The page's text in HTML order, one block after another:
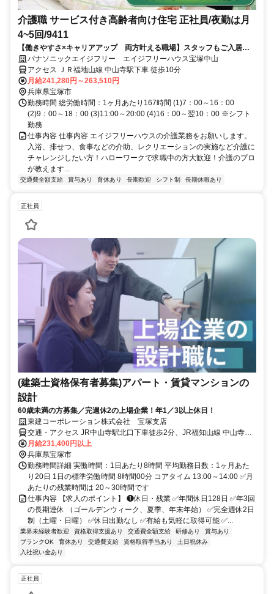
介護職 サービス付き高齢者向け住宅 正社員/夜勤は月
4~5回/9411
【働きやすさ×キャリアアップ 両方叶える職場】スタッフもご入居者
様も、みんなが自然と笑顔になれる？笑顔がつながる、あたたかい職場
です♪
パナソニックエイジフリー エイジフリーハウス宝塚中山
アクセス ＪＲ福地山線 中山寺駅下車 徒歩10分
月給241,280円～263,510円
兵庫県宝塚市
勤務時間 総労働時間：1ヶ月あたり167時間 (1)7：00～16：00
(2)9：00～18：00 (3)11:00～20:00 (4)16：00～翌10：00 ※シフト
勤務
仕事内容 仕事内容 エイジフリーハウスの介護業務をお願いします。
入浴、排せつ、食事などの介助、レクリエーションの実施など介護に
チャレンジしたい方！ハローワークで求職中の方大歓迎！介護のプロ
が教えます...
交通費全額支給 賞与あり 育休あり 長期歓迎 シフト制 長期休暇あり
正社員
(建築士資格保有者募集)アパート・賃貸マンションの
設計
60歳未満の方募集／完週休2の上場企業！年1／3以上休日！
東建コーポレーション株式会社 宝塚支店
交通・アクセス JR中山寺駅北口下車徒歩2分、JR福知山線 中山寺駅
下車徒歩3分
月給231,400円以上
兵庫県宝塚市
勤務時間詳細 実働時間：1日あたり8時間 平均勤務日数：1ヶ月あた
り20日 1日の標準労働時間 8時間00分 コアタイム 13:00～14:00 ✅月
あたりの残業時間は 20～30時間です
仕事内容 【求人のポイント】 ❶休日・残業 ✅年間休日128日 ✅年3回
の長期連休 （ゴールデンウィーク、夏季、年末年始） ✅完全週休2日
制（土曜・日曜） ✅休日出勤なし ✅有給も気軽に取得可能 ✅...
業界未経験者歓迎 資格取得支援あり 交通費全額支給 研修あり
賞与あり
ブランクOK
育休あり 交通費支給 資格取得手当あり
土日祝休み
入社祝い金あり
正社員